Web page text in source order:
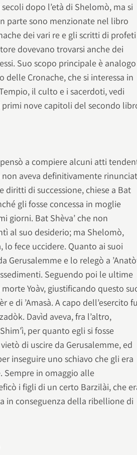
dopo l’età di Shelomò, ma si
parte sono menzionate nel libro
dei vari re e gli scritti di profeti
dovevano trovarsi anche dei
Suo scopo principale è analogo
Cronache, che si interessa in
il culto e i sacerdoti, vedi
nove capitoli del secondo
a compiere alcuni atti
aveva definitivamente
di successione, chiese a Bat
gli fosse concessa in moglie
giorni. Bat Shèva’ che non
al suo desiderio; ma Shelomò,
lo fece uccidere. Quanto ai suoi
Gerusalemme e lo relegò a
Seguendo poi le ultime
Yoàv, giustificando questo
di ’Amasà. A capo dell’esercito fu
Davìd aveva, fra l’altro,
per quanto egli si fosse
di uscire da Gerusalemme, ed
inseguire uno schiavo che gli era
Sempre in omaggio alle
i figli di un certo Barzilài, che
in conseguenza della ribellione di